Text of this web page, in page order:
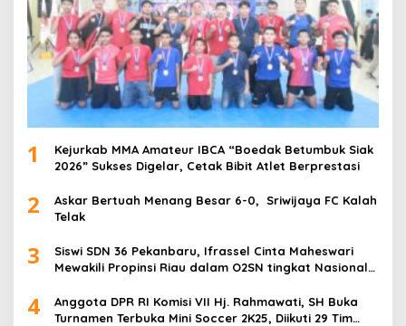
1
Kejurkab MMA Amateur IBCA “Boedak Betumbuk Siak
2026” Sukses Digelar, Cetak Bibit Atlet Berprestasi
2
Askar Bertuah Menang Besar 6-0, Sriwijaya FC Kalah
Telak
3
Siswi SDN 36 Pekanbaru, Ifrassel Cinta Maheswari
Mewakili Propinsi Riau dalam O2SN tingkat Nasional
4
Anggota DPR RI Komisi VII Hj. Rahmawati, SH Buka
Turnamen Terbuka Mini Soccer 2K25, Diikuti 29 Tim